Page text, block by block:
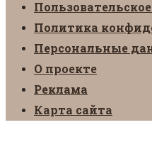
Политика
Персональные
О проекте
Реклама
Карта сайта